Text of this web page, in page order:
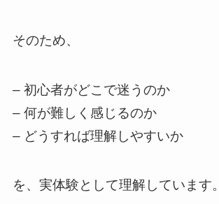
そのため、
– 初心者がどこで迷うのか
– 何が難しく感じるのか
– どうすれば理解しやすいか
を、実体験として理解しています。